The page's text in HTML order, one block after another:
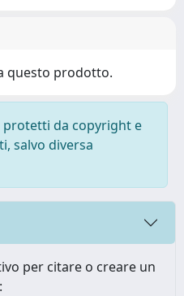
questo prodotto.
protetti da copyright e
salvo diversa
per citare o creare un